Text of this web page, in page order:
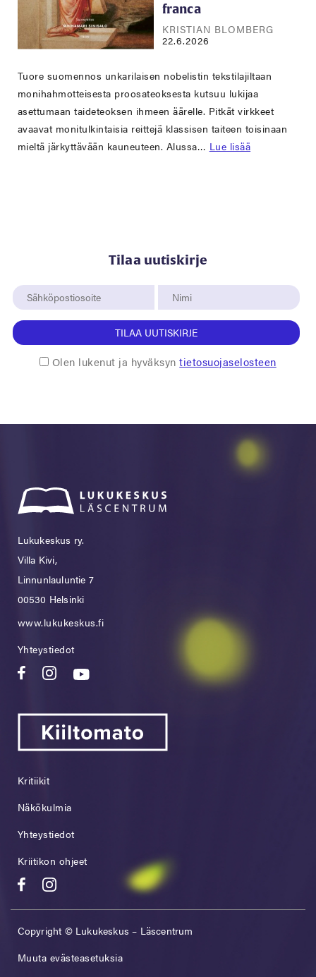
franca
KRISTIAN BLOMBERG
22.6.2026
Tuore suomennos unkarilaisen nobelistin tekstilajiltaan
monihahmotteisesta proosateoksesta kutsuu lukijaa
asettumaan taideteoksen ihmeen äärelle. Pitkät virkkeet
avaavat monitulkintaisia reittejä klassisen taiteen toisinaan
mieltä järkyttävään kauneuteen. Alussa… Lue lisää
Tilaa uutiskirje
TILAA UUTISKIRJE
Olen lukenut ja hyväksyntietosuojaselosteen
Lukukeskus ry.
Villa Kivi,
Linnunlauluntie 7
00530 Helsinki
www.lukukeskus.fi
Yhteystiedot
Kritiikit
Näkökulmia
Yhteystiedot
Kriitikon ohjeet
Copyright © Lukukeskus – Läscentrum
Muuta evästeasetuksia